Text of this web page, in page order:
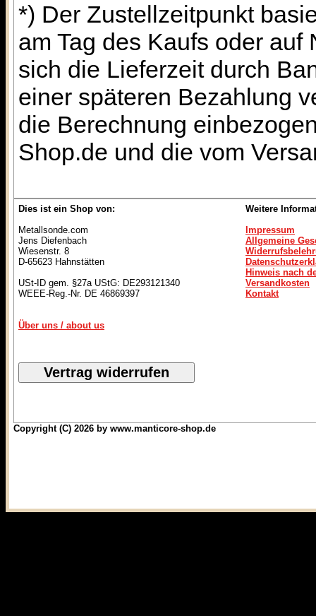
*) Der Zustellzeitpunkt
am Tag des Kaufs oder
sich die Lieferzeit durch
einer späteren Bezahlung
die Berechnung
Shop.de und die vom
Dies ist ein Shop von:
Metallsonde.com
Jens Diefenbach
Wiesenstr. 8
D-65623 Hahnstätten
USt-ID gem. §27a UStG: DE293121340
WEEE-Reg.-Nr. DE 46869397
Über uns / about us
Weitere
Impressum
Allgemeine
Hinweis nach
Versandkosten
Kontakt
Copyright (C) 2026 by www.manticore-shop.de